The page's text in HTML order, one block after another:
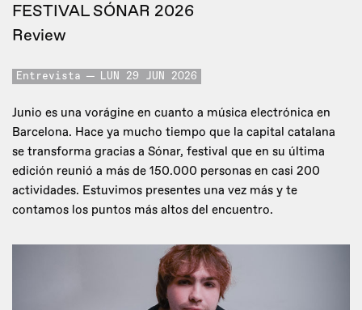
FESTIVAL SÓNAR 2026
Review
Entrevista LUN 29 JUN 2026
Junio es una vorágine en cuanto a música electrónica en
Barcelona. Hace ya mucho tiempo que la capital catalana
se transforma gracias a Sónar, festival que en su última
edición reunió a más de 150.000 personas en casi 200
actividades. Estuvimos presentes una vez más y te
contamos los puntos más altos del encuentro.